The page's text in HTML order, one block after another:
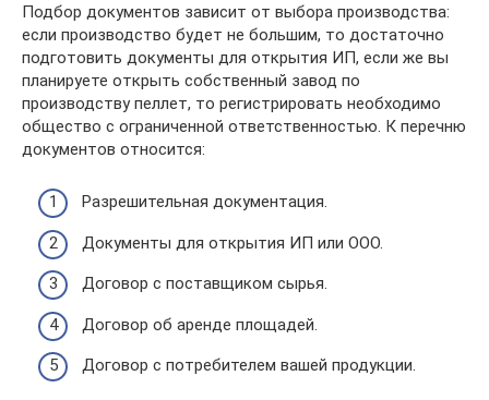
Подбор документов зависит от выбора производства:
если производство будет не большим, то достаточно
подготовить документы для открытия ИП, если же вы
планируете открыть собственный завод по
производству пеллет, то регистрировать необходимо
общество с ограниченной ответственностью. К перечню
документов относится:
Разрешительная документация.
Документы для открытия ИП или ООО.
Договор с поставщиком сырья.
Договор об аренде площадей.
Договор с потребителем вашей продукции.